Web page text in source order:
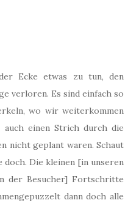
Ecke etwas zu tun, den
verloren. Es sind einfach so
wo wir weiterkommen
auch einen Strich durch die
nicht geplant waren. Schaut
doch. Die kleinen [in unseren
der Besucher] Fortschritte
dann doch alle